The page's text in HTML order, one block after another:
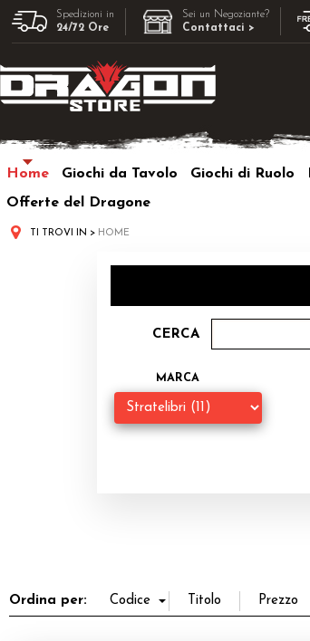
Spedizioni in
24/72 Ore
Sei un Negoziante?
Contattaci >
Home Giochi da Tavolo Giochi di Ruolo
Offerte del Dragone
TI TROVI IN HOME
CERCA
MARCA
Ordina per: